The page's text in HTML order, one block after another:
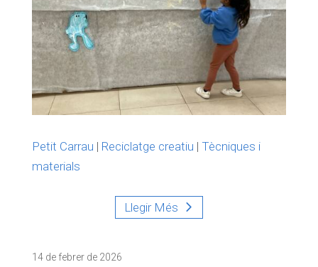
Petit Carrau | Reciclatge creatiu | Tècniques i
materials
Llegir Més
14 de febrer de 2026